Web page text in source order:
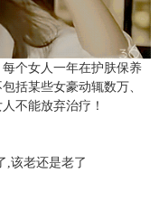
个女人一年在护肤保养
括某些女豪动辄数万、
不能放弃治疗！
,该老还是老了